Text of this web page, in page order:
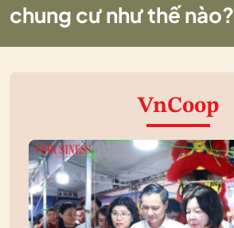
chung cư như thế nào?
VnCoop